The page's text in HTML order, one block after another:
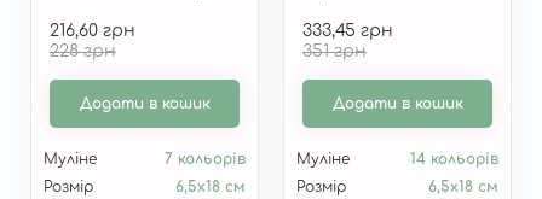
двостороння
закладка для книги
від Абрис Арт
216,60 грн
228 грн
Додати в кошик
Муліне
7 кольорів
Розмір
6,5х18 см
закладка для книги
від Абрис Арт
333,45 грн
351 грн
Додати в кошик
Муліне
14 кольорів
Розмір
6,5х18 см